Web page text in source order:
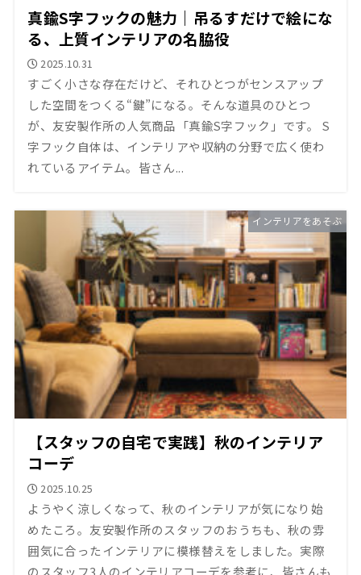
真鍮S字フックの魅力｜吊るすだけで絵にな
る、上質インテリアの名脇役
2025.10.31
すごく小さな存在だけど、それひとつがセンスアップ
した空間をつくる“鍵”になる。そんな道具のひとつ
が、友安製作所の人気商品「真鍮S字フック」です。 S
字フック自体は、インテリアや収納の分野で広く使わ
れているアイテム。皆さん...
インテリアをあそぶ
【スタッフの自宅で実践】秋のインテリア
コーデ
2025.10.25
ようやく涼しくなって、秋のインテリアが気になり始
めたころ。友安製作所のスタッフのおうちも、秋の雰
囲気に合ったインテリアに模様替えをしました。実際
のスタッフ3人のインテリアコーデを参考に、皆さんも